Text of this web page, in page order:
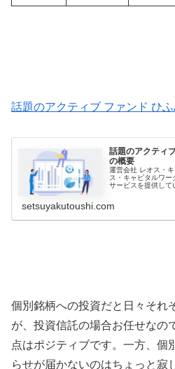
話題のアクティブ ファンド ひ
話題のアクティ
の概要
運営会社 レオス・
ス・キャピタルワー
サービスを提供して
setsuyakutoushi.com
個別銘柄への投資だと日々それ
が、投資信託の場合お任せなの
点はポジティブです。一方、個
らせが届かないのはちょっと寂